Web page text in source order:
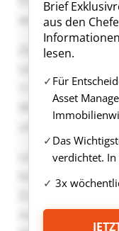
Brief
aus den
lesen.
Für
Asset
Das
verdichtet.
3x